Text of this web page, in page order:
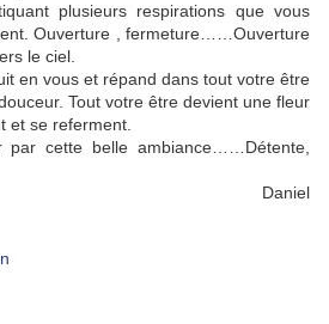
plusieurs respirations que vous
Ouverture , fermeture……Ouverture
le ciel.
en vous et répand dans tout votre être
Tout votre être devient une fleur
et se referment.
par cette belle ambiance……Détente,
Daniel